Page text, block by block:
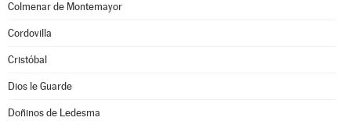
Colmenar de Montemayor
Cordovilla
Cristóbal
Dios le Guarde
Doñinos de Ledesma